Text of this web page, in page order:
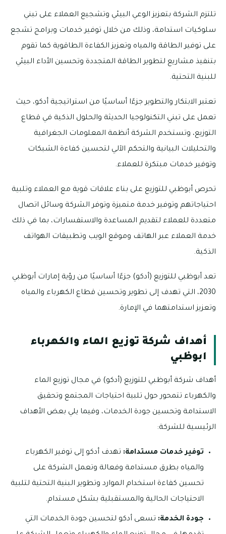
تلتزم الشركة بتعزيز الوعي البيئي وتشجيع العملاء على تبني
سلوكيات استدامة، وذلك من خلال توفير خدمات وبرامج تشجع
على توفير الطاقة والمياه وتعزيز الكفاءة الطاقوية كما تقوم
بتنفيذ مشاريع لتطوير الطاقة المتجددة وتحسين الأداء البيئي
للبنية التحتية.
تعتبر الابتكار والتطوير جزءًا أساسيًا من استراتيجية أدكو، حيث
تعمل على تبني التكنولوجيا الحديثة والحلول الذكية في قطاع
التوزيع، وتستخدم الشركة أنظمة المعلومات الجغرافية
والتحليلات البيانية والتحكم الآلي لتحسين كفاءة الشبكات
وتوفير خدمات مبتكرة للعملاء.
تحرص أبوظبي للتوزيع على بناء علاقات قوية مع العملاء وتلبية
احتياجاتهم وتوفير خدمة متميزة وتوفر الشركة وسائل اتصال
متعددة للعملاء لتقديم المساعدة والاستفسارات، بما في ذلك
خدمة العملاء عبر الهاتف وموقع الويب وتطبيقات الهواتف
الذكية.
تعد أبوظبي للتوزيع (أدكو) جزءًا أساسيًا من رؤية إمارات أبوظبي
2030، التي تهدف إلى تطوير وتحسين قطاع الكهرباء والمياه
وتعزيز استدامتهما في الإمارة.
أهداف شركة توزيع الماء والكهرباء
ابوظبي
أهداف شركة أبوظبي للتوزيع (أدكو) في مجال توزيع الماء
والكهرباء تتمحور حول تلبية احتياجات المجتمع وتحقيق
الاستدامة وتحسين جودة الخدمات، وفيما يلي بعض الأهداف
الرئيسية للشركة:
توفير خدمات مستدامة: تهدف أدكو إلى توفير الكهرباء
والمياه بطرق مستدامة وفعالة وتعمل الشركة على
تحسين كفاءة استخدام الموارد وتطوير البنية التحتية لتلبية
الاحتياجات الحالية والمستقبلية بشكل مستدام.
جودة الخدمة: تسعى أدكو لتحسين جودة الخدمات التي